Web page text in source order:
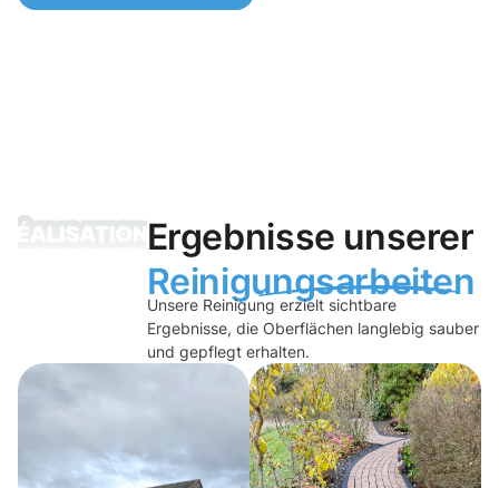
Ergebnisse unserer
Reinigungsarbeiten
Unsere Reinigung erzielt sichtbare
Ergebnisse, die Oberflächen langlebig sauber
und gepflegt erhalten.